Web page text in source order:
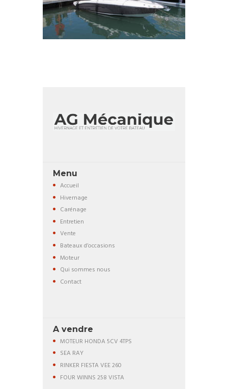
Posted15 November 2021
Menu
Accueil
Hivernage
Carénage
Entretien
Vente
Bateaux d’occasions
Moteur
Qui sommes nous
Contact
A vendre
MOTEUR HONDA 5CV 4TPS
SEA RAY
RINKER FIESTA VEE 260
FOUR WINNS 258 VISTA